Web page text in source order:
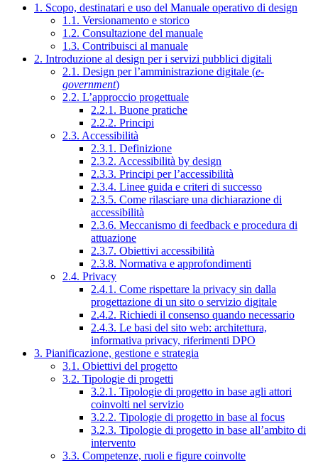
1. Scopo, destinatari e uso del Manuale operativo di design
1.1. Versionamento e storico
1.2. Consultazione del manuale
1.3. Contribuisci al manuale
2. Introduzione al design per i servizi pubblici digitali
2.1. Design per l’amministrazione digitale (e-
government)
2.2. L’approccio progettuale
2.2.1. Buone pratiche
2.2.2. Principi
2.3. Accessibilità
2.3.1. Definizione
2.3.2. Accessibilità by design
2.3.3. Principi per l’accessibilità
2.3.4. Linee guida e criteri di successo
2.3.5. Come rilasciare una dichiarazione di
accessibilità
2.3.6. Meccanismo di feedback e procedura di
attuazione
2.3.7. Obiettivi accessibilità
2.3.8. Normativa e approfondimenti
2.4. Privacy
2.4.1. Come rispettare la privacy sin dalla
progettazione di un sito o servizio digitale
2.4.2. Richiedi il consenso quando necessario
2.4.3. Le basi del sito web: architettura,
informativa privacy, riferimenti DPO
3. Pianificazione, gestione e strategia
3.1. Obiettivi del progetto
3.2. Tipologie di progetti
3.2.1. Tipologie di progetto in base agli attori
coinvolti nel servizio
3.2.2. Tipologie di progetto in base al focus
3.2.3. Tipologie di progetto in base all’ambito di
intervento
3.3. Competenze, ruoli e figure coinvolte